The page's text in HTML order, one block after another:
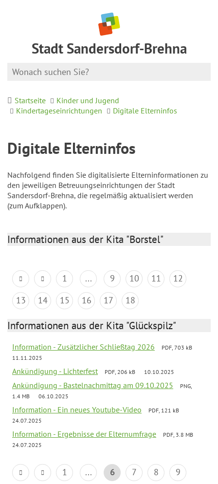
Stadt Sandersdorf-Brehna
Startseite
Kinder und Jugend
Kindertageseinrichtungen
Digitale Elterninfos
Digitale Elterninfos
Nachfolgend finden Sie digitalisierte Elterninformationen zu
den jeweiligen Betreuungseinrichtungen der Stadt
Sandersdorf-Brehna, die regelmäßig aktualisiert werden
(zum Aufklappen).
Informationen aus der Kita "Borstel"
1 ... 9 10 11
12
13
14 15 16 17 18
Informationen aus der Kita "Glückspilz"
Information - Zusätzlicher Schließtag 2026
PDF, 703 kB
11.11.2025
Ankündigung - Lichterfest PDF, 206 kB 10.10.2025
Ankündigung - Bastelnachmittag am 09.10.2025
PNG,
1.4 MB
06.10.2025
Information - Ein neues Youtube-Video
PDF, 121 kB
24.07.2025
Information - Ergebnisse der Elternumfrage
PDF, 3.8 MB
24.07.2025
1 ... 6 7 8
9